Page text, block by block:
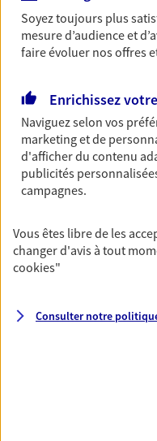
N° Orias * (orias.fr) :
37 Rue Du General
Horaires :Fermé
Soyez toujours plus
mesure d’audience et
faire évoluer nos offres
Enrichissez
Naviguez selon vos
marketing et de
d'afficher du contenu
publicités
campagnes.
Vous êtes libre de les
changer d'avis à tout
cookies"
Consulter notre